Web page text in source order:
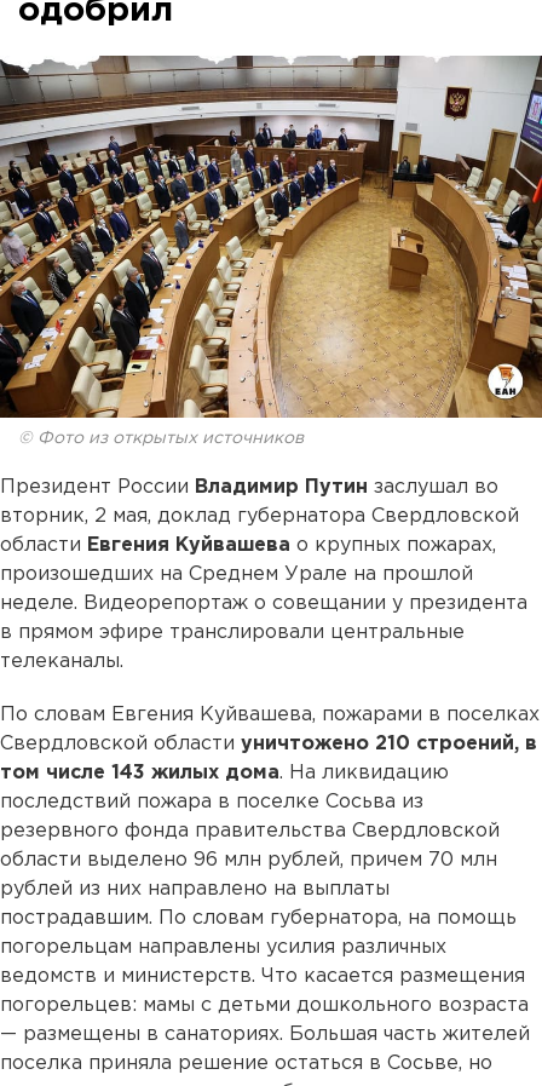
одобрил
© Фото из открытых источников
Президент России Владимир Путин заслушал во
вторник, 2 мая, доклад губернатора Свердловской
области Евгения Куйвашева о крупных пожарах,
произошедших на Среднем Урале на прошлой
неделе. Видеорепортаж о совещании у президента
в прямом эфире транслировали центральные
телеканалы.
По словам Евгения Куйвашева, пожарами в поселках
Свердловской области уничтожено 210 строений, в
том числе 143 жилых дома. На ликвидацию
последствий пожара в поселке Сосьва из
резервного фонда правительства Свердловской
области выделено 96 млн рублей, причем 70 млн
рублей из них направлено на выплаты
пострадавшим. По словам губернатора, на помощь
погорельцам направлены усилия различных
ведомств и министерств. Что касается размещения
погорельцев: мамы с детьми дошкольного возраста
— размещены в санаториях. Большая часть жителей
поселка приняла решение остаться в Сосьве, но